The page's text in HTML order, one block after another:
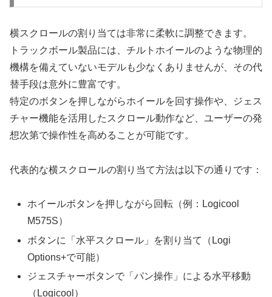
横スクロールの割り当ては非常に柔軟に調整できます。
トラックボール製品には、チルトホイールのような物理的
機構を備えていないモデルも少なくありませんが、その代
替手段は意外に豊富です。
特定のボタンを押しながらホイールを回す操作や、ジェス
チャー機能を活用したスクロール動作など、ユーザーの発
想次第で操作性を高めることが可能です。
代表的な横スクロールの割り当て方法は以下の通りです：
ホイールボタンを押しながら回転（例：Logicool
M575S）
ボタンに「水平スクロール」を割り当て（Logi
Options+で可能）
ジェスチャーボタンで「パン操作」による水平移動
（Logicool）